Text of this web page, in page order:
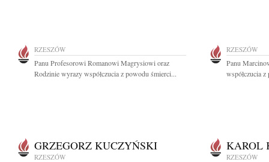
RZESZÓW
Panu Profesorowi Romanowi Magrysiowi oraz
Rodzinie wyrazy współczucia z powodu śmierci...
RZESZÓW
Panu
współczucia
GRZEGORZ KUCZYŃSKI
RZESZÓW
KAROL
RZESZÓW